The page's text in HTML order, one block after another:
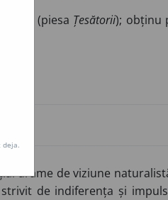
(piesa Țesătorii); obținu
drame de viziune
de indiferența și